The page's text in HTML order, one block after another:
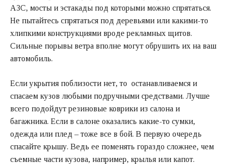
АЗС, мосты и эстакады под которыми можно спрятаться.
Не пытайтесь спрятаться под деревьями или какими-то
хлипкими конструкциями вроде рекламных щитов.
Сильные порывы ветра вполне могут обрушить их на ваш
автомобиль.
Если укрытия поблизости нет, то останавливаемся и
спасаем кузов любыми подручными средствами. Лучше
всего подойдут резиновые коврики из салона и
багажника. Если в салоне оказались какие-то сумки,
одежда или плед – тоже все в бой. В первую очередь
спасайте крышу. Ведь ее поменять гораздо сложнее, чем
съемные части кузова, например, крылья или капот.